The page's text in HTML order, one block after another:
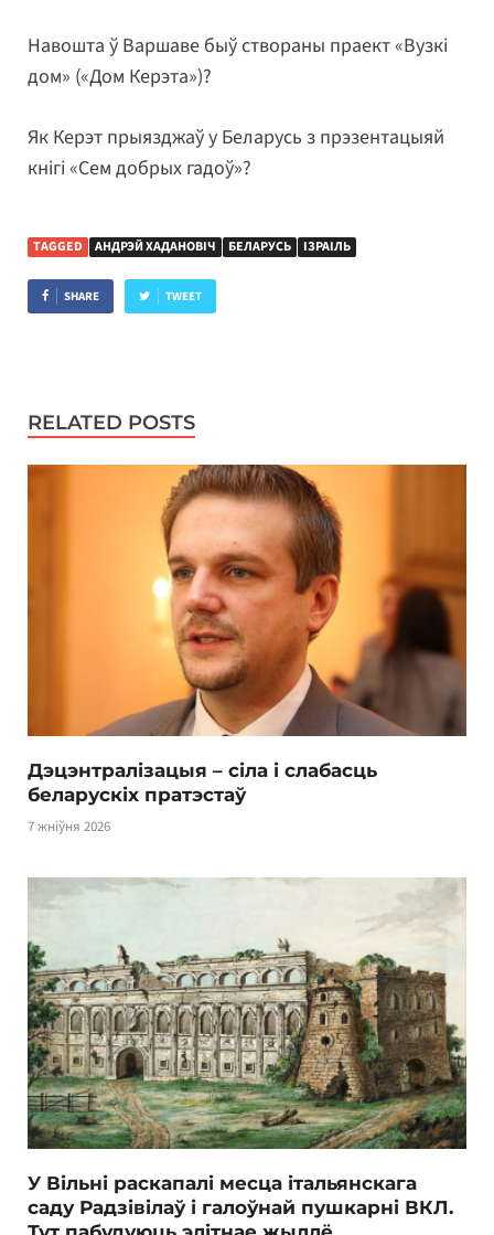
Навошта ў Варшаве быў створаны праект «Вузкі
дом» («Дом Керэта»)?
Як Керэт прыязджаў у Беларусь з прэзентацыяй
кнігі «Сем добрых гадоў»?
TAGGED АНДРЭЙ ХАДАНОВІЧ БЕЛАРУСЬ ІЗРАІЛЬ
SHARE TWEET
RELATED POSTS
Дэцэнтралізацыя – сіла і слабасць
беларускіх пратэстаў
7 жніўня 2026
У Вільні раскапалі месца італьянскага
саду Радзівілаў і галоўнай пушкарні ВКЛ.